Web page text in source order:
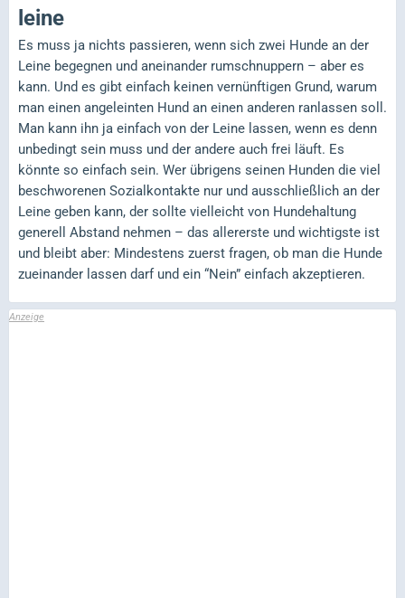
leine
Es muss ja nichts passieren, wenn sich zwei Hunde an der
Leine begegnen und aneinander rumschnuppern – aber es
kann. Und es gibt einfach keinen vernünftigen Grund, warum
man einen angeleinten Hund an einen anderen ranlassen soll.
Man kann ihn ja einfach von der Leine lassen, wenn es denn
unbedingt sein muss und der andere auch frei läuft. Es
könnte so einfach sein. Wer übrigens seinen Hunden die viel
beschworenen Sozialkontakte nur und ausschließlich an der
Leine geben kann, der sollte vielleicht von Hundehaltung
generell Abstand nehmen – das allererste und wichtigste ist
und bleibt aber: Mindestens zuerst fragen, ob man die Hunde
zueinander lassen darf und ein “Nein” einfach akzeptieren.